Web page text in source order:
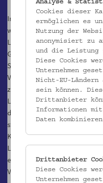
Im gängigen Lanner-Bild
wenigen gesicherten Fakten.
Lanner-Biographie und
Gedenkjahres zu seinem
Stadt- und Landesbibliothek
Volkskunde mit der
zugehörige Begleitbuch ein
Lanner. Ein multimedialer
die Lebensbahn dieses
stellt sie in den
Kontext. Die sprichwörtliche
Lannerschen Musikquellen und
eine Neubewertung seiner
Verständnis sind ebenfalls
Analyse &
Cookies dieser
ermöglichen es
Nutzung der
anonymisiert zu
und die Leistung
Diese Cookies
Unternehmen
Nicht-EU-Ländern
sein können.
Drittanbieter
Informationen mit
Daten
Drittanbieter
Diese Cookies
Unternehmen